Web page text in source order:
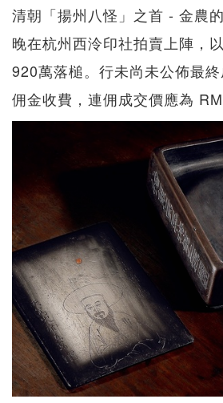
清朝「揚州八怪」之首 - 金農
晚在杭州西泠印社拍賣上陣，
920萬落槌。行未尚未公佈最
佣金收費，連佣成交價應為